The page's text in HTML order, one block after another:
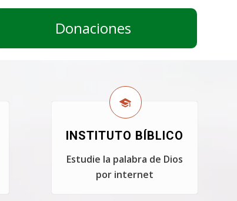
Donaciones
INSTITUTO BÍBLICO
Estudie la palabra de Dios
por internet